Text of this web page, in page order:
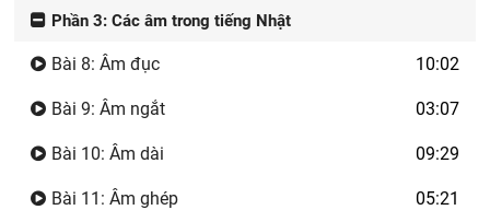
Phần 3: Các âm trong tiếng Nhật
Bài 8: Âm đục 10:02
Bài 9: Âm ngắt 03:07
Bài 10: Âm dài 09:29
Bài 11: Âm ghép 05:21